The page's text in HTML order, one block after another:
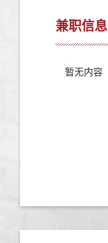
兼职信息
暂无内容